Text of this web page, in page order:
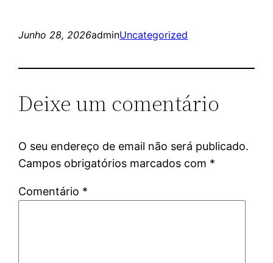
Junho 28, 2026adminUncategorized
Deixe um comentário
O seu endereço de email não será publicado.
Campos obrigatórios marcados com *
Comentário *